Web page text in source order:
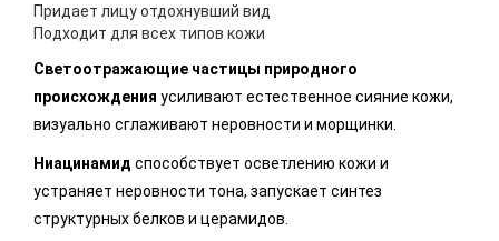
Придает лицу отдохнувший вид
Подходит для всех типов кожи
Светоотражающие частицы природного
происхождения усиливают естественное сияние кожи,
визуально сглаживают неровности и морщинки.
Ниацинамид способствует осветлению кожи и
устраняет неровности тона, запускает синтез
структурных белков и церамидов.